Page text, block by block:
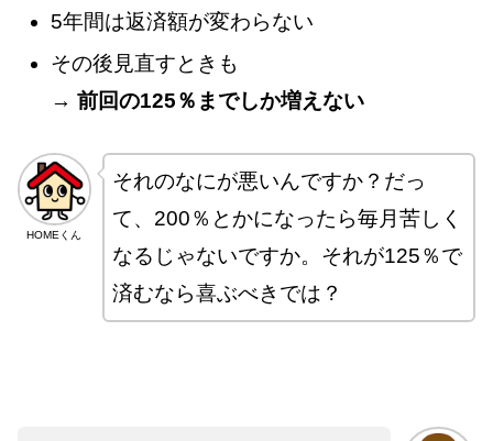
5年間は返済額が変わらない
その後見直すときも
→ 前回の125％までしか増えない
HOMEくん
それのなにが悪いんですか？だっ
て、200％とかになったら毎月苦しく
なるじゃないですか。それが125％で
済むなら喜ぶべきでは？